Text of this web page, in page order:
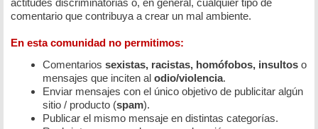
comentario que contribuya a crear un mal ambiente.
En esta comunidad no permitimos:
Comentarios sexistas, racistas, homófobos, insultos o
mensajes que inciten al odio/violencia.
Enviar mensajes con el único objetivo de publicitar algún
sitio / producto (spam).
Publicar el mismo mensaje en distintas categorías.